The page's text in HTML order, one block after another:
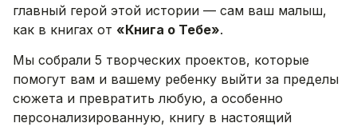
главный герой этой истории — сам ваш малыш,
как в книгах от «Книга о Тебе».
Мы собрали 5 творческих проектов, которые
помогут вам и вашему ребенку выйти за пределы
сюжета и превратить любую, а особенно
персонализированную, книгу в настоящий